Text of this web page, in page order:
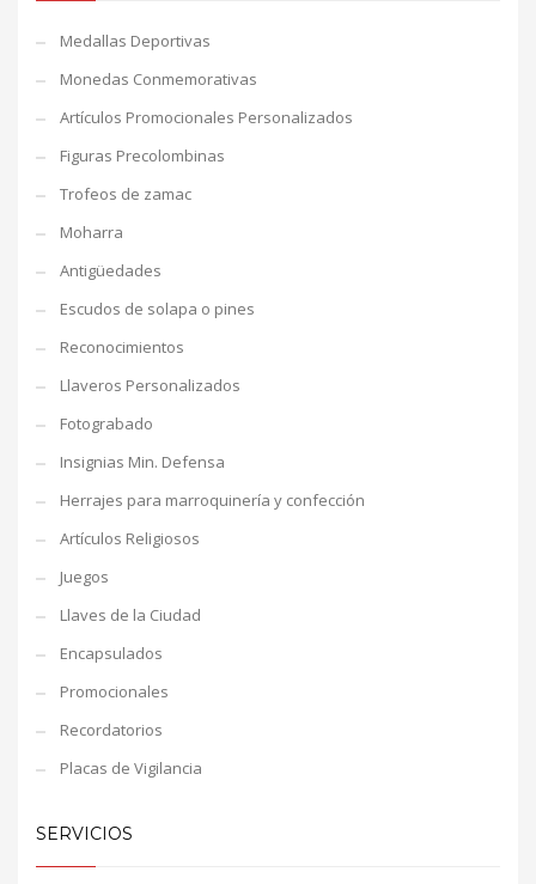
Medallas Deportivas
Monedas Conmemorativas
Artículos Promocionales Personalizados
Figuras Precolombinas
Trofeos de zamac
Moharra
Antigüedades
Escudos de solapa o pines
Reconocimientos
Llaveros Personalizados
Fotograbado
Insignias Min. Defensa
Herrajes para marroquinería y confección
Artículos Religiosos
Juegos
Llaves de la Ciudad
Encapsulados
Promocionales
Recordatorios
Placas de Vigilancia
SERVICIOS